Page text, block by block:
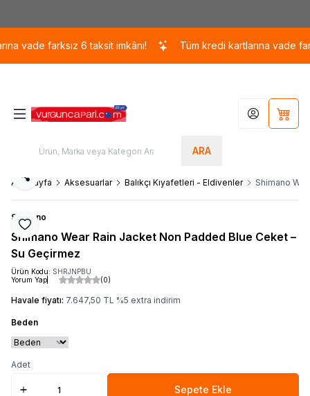
vade farksız 6 taksit imkânı! Tüm kredi kartlarına vade
ARA
Hesabım
Ana Sayfa Aksesuarlar Balıkçı Kıyafetleri - Eldivenler Shimano
Favoriye Ekle
Paylaş
Shimano
Shimano Wear Rain Jacket Non Padded Blue Ceket –
Su Geçirmez
Ürün Kodu: SHRJNPBU
Yorum Yap
(0)
Havale fiyatı: 7.647,50 TL %5 extra indirim
Beden
Adet
Sepete Ekle